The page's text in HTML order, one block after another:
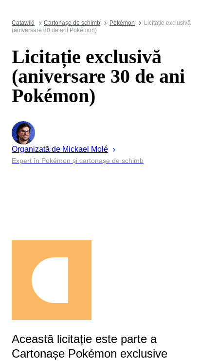
Catawiki Cartonașe de schimb Pokémon
Licitație exclusivă
(aniversare 30 de ani Pokémon)
Licitație exclusivă
(aniversare 30 de ani
Pokémon)
Organizată de Mickael Molé
Expert în Pokémon și cartonașe de schimb
Această licitație este parte a
Cartonașe Pokémon exclusive